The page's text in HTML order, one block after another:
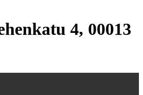
4, 00013